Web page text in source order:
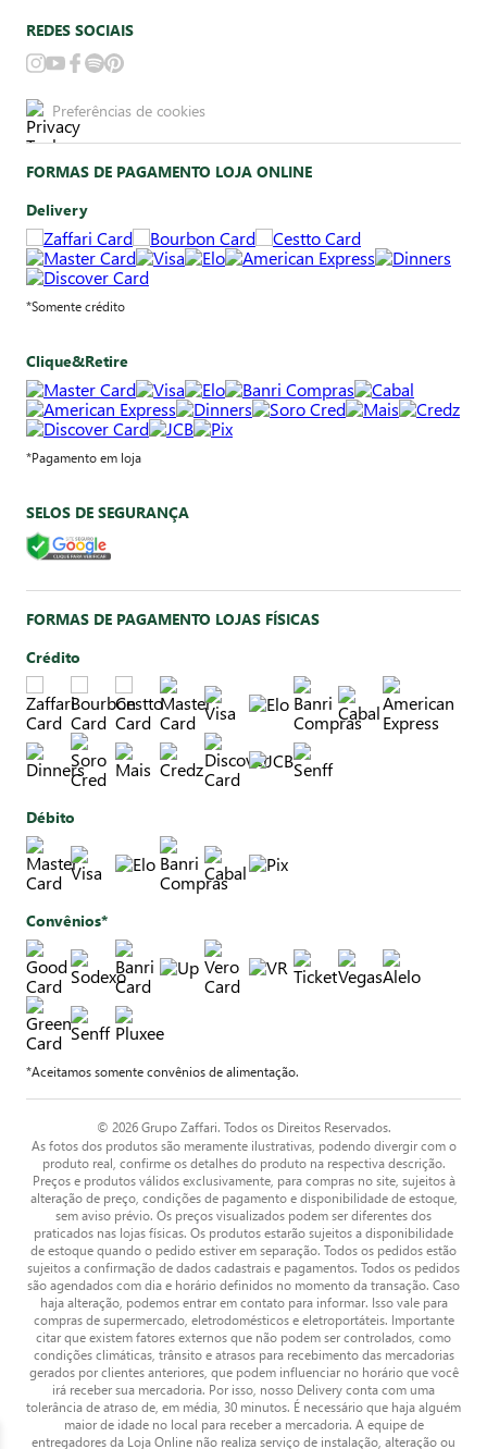
REDES SOCIAIS
Preferências de cookies
FORMAS DE PAGAMENTO LOJA ONLINE
Delivery
*Somente crédito
Clique&Retire
*Pagamento em loja
SELOS DE SEGURANÇA
FORMAS DE PAGAMENTO LOJAS FÍSICAS
Crédito
Débito
Convênios*
*Aceitamos somente convênios de alimentação.
© 2026 Grupo Zaffari. Todos os Direitos Reservados.
As fotos dos produtos são meramente ilustrativas, podendo divergir com o
produto real, confirme os detalhes do produto na respectiva descrição.
Preços e produtos válidos exclusivamente, para compras no site, sujeitos à
alteração de preço, condições de pagamento e disponibilidade de estoque,
sem aviso prévio. Os preços visualizados podem ser diferentes dos
praticados nas lojas físicas. Os produtos estarão sujeitos a disponibilidade
de estoque quando o pedido estiver em separação. Todos os pedidos estão
sujeitos a confirmação de dados cadastrais e pagamentos. Todos os pedidos
são agendados com dia e horário definidos no momento da transação. Caso
haja alteração, podemos entrar em contato para informar. Isso vale para
compras de supermercado, eletrodomésticos e eletroportáteis. Importante
citar que existem fatores externos que não podem ser controlados, como
condições climáticas, trânsito e atrasos para recebimento das mercadorias
gerados por clientes anteriores, que podem influenciar no horário que você
irá receber sua mercadoria. Por isso, nosso Delivery conta com uma
tolerância de atraso de, em média, 30 minutos. É necessário que haja alguém
maior de idade no local para receber a mercadoria. A equipe de
entregadores da Loja Online não realiza serviço de instalação, alteração ou